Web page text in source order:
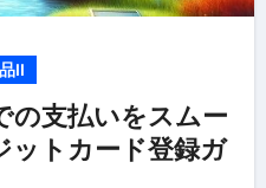
II
の支払いをスムー
ットカード登録ガ